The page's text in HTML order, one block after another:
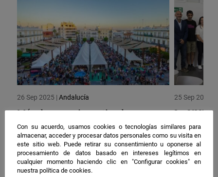
26 Sep 2025 | Andalucía
Más de 3.400 investigadores
acercan hoy la ciencia a los
ciudadanos en las calles de
Andalucía
25 Sep 2025
La UHU
Europea
en el
de El
Con su acuerdo, usamos cookies o tecnologías similares para
almacenar, acceder y procesar datos personales como su visita en
este sitio web. Puede retirar su consentimiento u oponerse al
procesamiento de datos basado en intereses legítimos en
cualquier momento haciendo clic en "Configurar cookies" en
nuestra política de cookies.